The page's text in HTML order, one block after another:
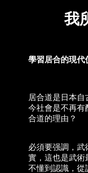
我
學習居合的現代
居合道是日本
今社會是不再有
合道的理由？
必須要强調，武
實，這也是武術
不懂到認識，從